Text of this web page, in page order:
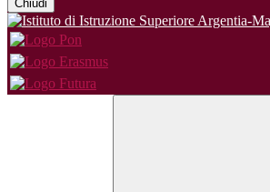
Chiudi